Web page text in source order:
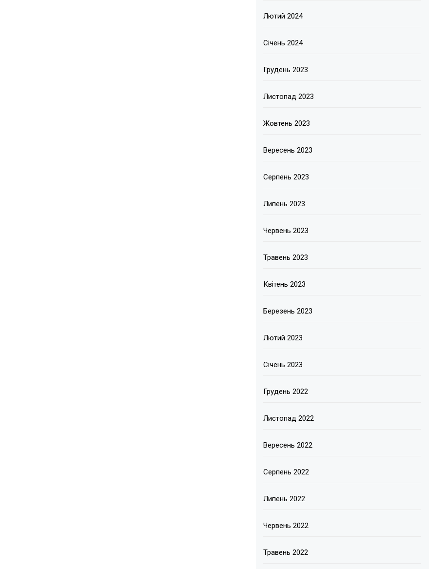
Лютий 2024
Січень 2024
Грудень 2023
Листопад 2023
Жовтень 2023
Вересень 2023
Серпень 2023
Липень 2023
Червень 2023
Травень 2023
Квітень 2023
Березень 2023
Лютий 2023
Січень 2023
Грудень 2022
Листопад 2022
Вересень 2022
Серпень 2022
Липень 2022
Червень 2022
Травень 2022